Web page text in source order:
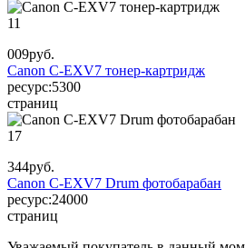
11
009руб.
Canon C-EXV7 тонер-картридж
ресурс:5300
страниц
17
344руб.
Canon C-EXV7 Drum фотобарабан
ресурс:24000
страниц